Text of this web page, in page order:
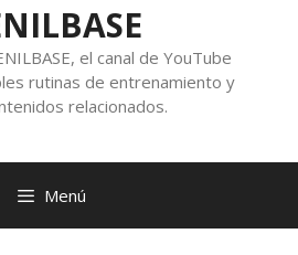
el canal de YouTube
rutinas de entrenamiento y
relacionados.
Menú